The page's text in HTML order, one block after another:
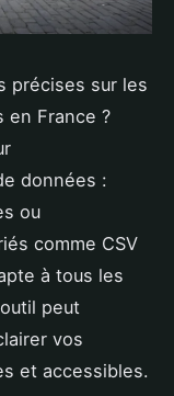
précises sur les
en France ?
données :
ou
comme CSV
à tous les
peut
vos
et accessibles.